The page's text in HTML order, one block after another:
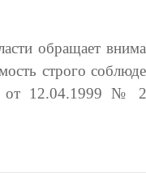
обращает
строго
от 12.04.1999 №